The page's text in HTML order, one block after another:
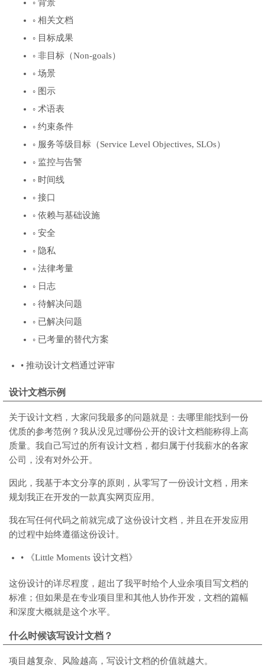
◦ 背景
◦ 相关文档
◦ 目标成果
◦ 非目标（Non-goals）
◦ 场景
◦ 图示
◦ 术语表
◦ 约束条件
◦ 服务等级目标（Service Level Objectives, SLOs）
◦ 监控与告警
◦ 时间线
◦ 接口
◦ 依赖与基础设施
◦ 安全
◦ 隐私
◦ 法律考量
◦ 日志
◦ 待解决问题
◦ 已解决问题
◦ 已考量的替代方案
• 推动设计文档通过评审
设计文档示例
关于设计文档，大家问我最多的问题就是：去哪里能找到一份
优质的参考范例？我从没见过哪份公开的设计文档能称得上高
质量。我自己写过的所有设计文档，都归属于付我薪水的各家
公司，没有对外公开。
因此，我基于本文分享的原则，从零写了一份设计文档，用来
规划我正在开发的一款真实网页应用。
我在写任何代码之前就完成了这份设计文档，并且在开发应用
的过程中始终遵循这份设计。
• 《Little Moments 设计文档》
这份设计的详尽程度，超出了我平时给个人业余项目写文档的
标准；但如果是在专业项目里和其他人协作开发，文档的篇幅
和深度大概就是这个水平。
什么时候该写设计文档？
项目越复杂、风险越高，写设计文档的价值就越大。